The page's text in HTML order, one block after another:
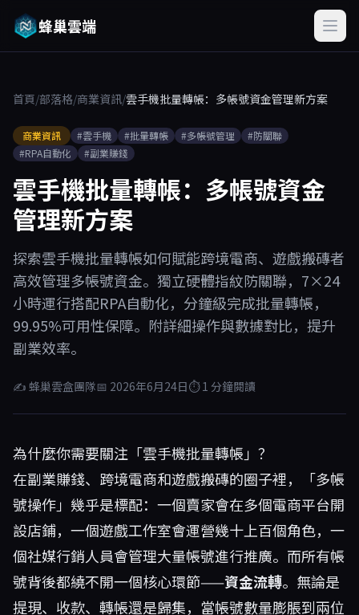
蜂巢雲端
首頁/部落格/商業資訊/雲手機批量轉帳：多帳號資金管理新方案
商業資訊 #雲手機 #批量轉帳 #多帳號管理
#防關聯
#RPA自動化
#副業賺錢
雲手機批量轉帳：多帳號資金
管理新方案
探索雲手機批量轉帳如何賦能跨境電商、遊戲搬磚者
高效管理多帳號資金。獨立硬體指紋防關聯，7×24
小時運行搭配RPA自動化，分鐘級完成批量轉帳，
99.95%可用性保障。附詳細操作與數據對比，提升
副業效率。
✍ 蜂巢雲盒團隊📅 2026年6月24日⏱ 1 分鐘閱讀
為什麼你需要關注「雲手機批量轉帳」？
在副業賺錢、跨境電商和遊戲搬磚的圈子裡，「多帳
號操作」幾乎是標配：一個賣家會在多個電商平台開
設店鋪，一個遊戲工作室會運營幾十上百個角色，一
個社媒行銷人員會管理大量帳號進行推廣。而所有帳
號背後都繞不開一個核心環節——資金流轉。無論是
提現、收款、轉帳還是歸集，當帳號數量膨脹到兩位